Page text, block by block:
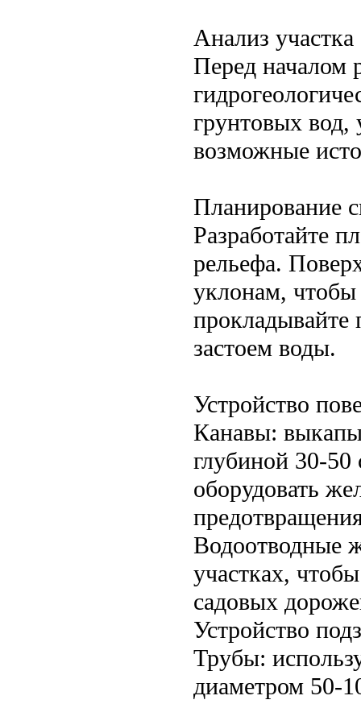
Анализ участка
Перед началом
грунтовых вод,
возможные
Планирование
Разработайте
рельефа.
уклонам, чтобы
прокладывайте
застоем воды.
Устройство
Канавы:
глубиной 30-
оборудовать
Водоотводные
участках,
садовых
Устройство
Трубы:
диаметром 50-